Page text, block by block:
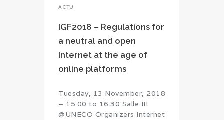
ACTU
IGF2018 – Regulations for
a neutral and open
Internet at the age of
online platforms
Tuesday, 13 November, 2018
– 15:00 to 16:30 Salle III
@UNECO Organizers Internet